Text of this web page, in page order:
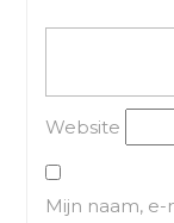
Website
Mijn naam,